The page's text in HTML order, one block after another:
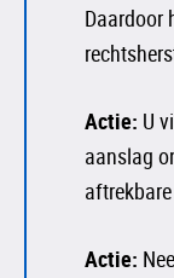
Daardoor
Actie: U
aanslag
Actie: